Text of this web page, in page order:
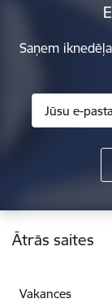
Saņem
Kājene
Ātrās saites
Vakances